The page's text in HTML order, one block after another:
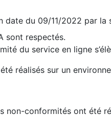
date du 09/11/2022 par
sont respectés.
du service en ligne
réalisés sur un
non-conformités ont été